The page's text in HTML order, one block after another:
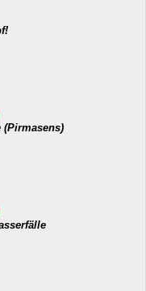
(Pirmasens)